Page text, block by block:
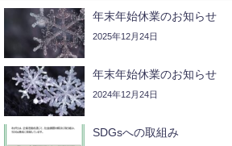
年末年始休業のお知らせ
2025年12月24日
年末年始休業のお知らせ
2024年12月24日
SDGsへの取組み